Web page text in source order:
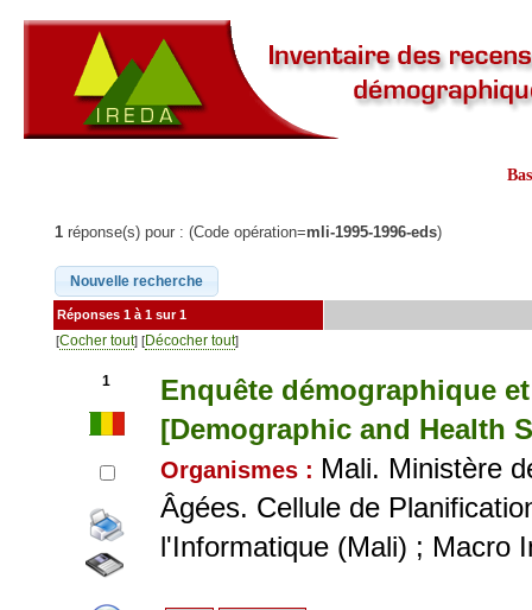
1 réponse(s) pour : (Code opération=mli-1995-1996-eds)
Réponses 1 à 1 sur 1
[Cocher tout] [Décocher tout]
1
Enquête démographique
[Demographic and Health
Organismes : Mali. Ministère
Âgées. Cellule de
l'Informatique (Mali) ; Macro